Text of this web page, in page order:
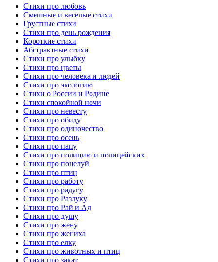
Стихи про любовь
Смешные и веселые стихи
Грустные стихи
Стихи про день рождения
Короткие стихи
Абстрактные стихи
Стихи про улыбку
Стихи про цветы
Стихи про человека и людей
Стихи про экологию
Стихи о России и Родине
Стихи спокойной ночи
Стихи про невесту
Стихи про обиду
Стихи про одиночество
Стихи про осень
Стихи про папу
Стихи про полицию и полицейских
Стихи про поцелуй
Стихи про птиц
Стихи про работу
Стихи про радугу
Стихи про Разлуку
Стихи про Рай и Ад
Стихи про душу
Стихи про жену
Стихи про жениха
Стихи про елку
Стихи про животных и птиц
Стихи про закат